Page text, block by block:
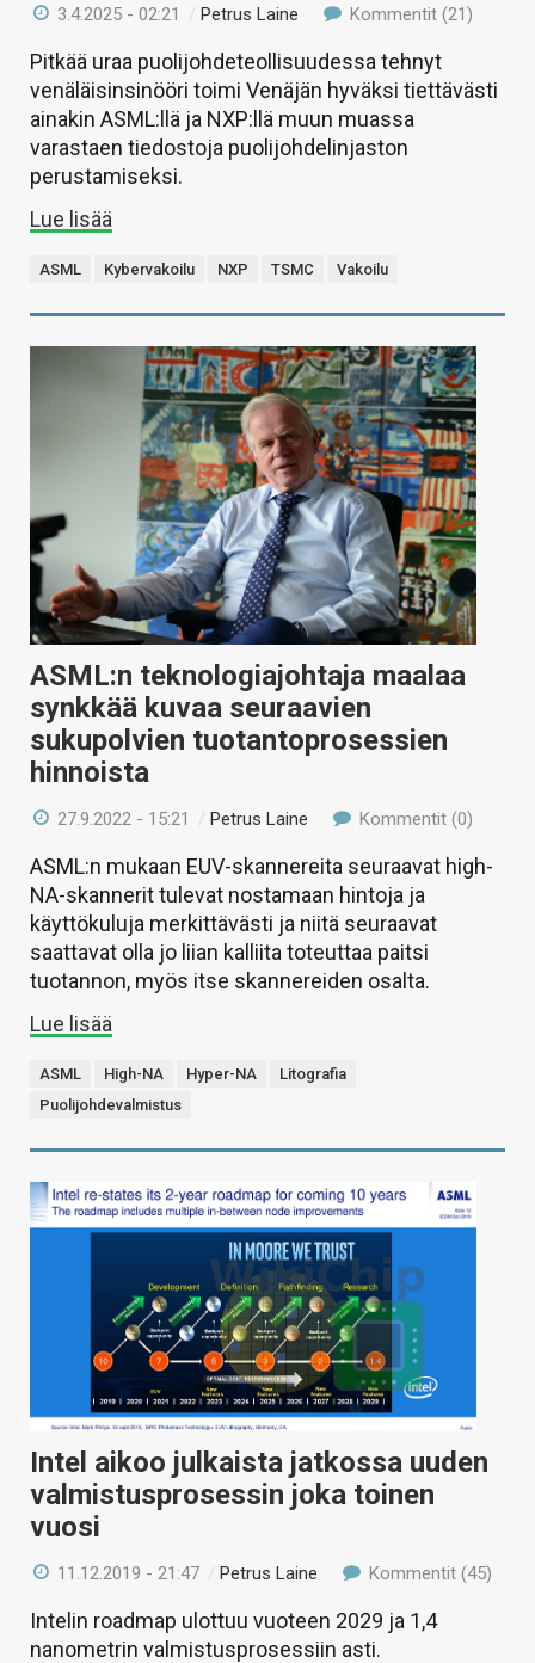
3.4.2025 - 02:21 /Petrus Laine Kommentit (21)
Pitkää uraa puolijohdeteollisuudessa tehnyt
venäläisinsinööri toimi Venäjän hyväksi tiettävästi
ainakin ASML:llä ja NXP:llä muun muassa
varastaen tiedostoja puolijohdelinjaston
perustamiseksi.
Lue lisää
ASML Kybervakoilu NXP TSMC Vakoilu
ASML:n teknologiajohtaja maalaa
synkkää kuvaa seuraavien
sukupolvien tuotantoprosessien
hinnoista
27.9.2022 - 15:21 /Petrus Laine Kommentit (0)
ASML:n mukaan EUV-skannereita seuraavat high-
NA-skannerit tulevat nostamaan hintoja ja
käyttökuluja merkittävästi ja niitä seuraavat
saattavat olla jo liian kalliita toteuttaa paitsi
tuotannon, myös itse skannereiden osalta.
Lue lisää
ASML High-NA Hyper-NA
Litografia
Puolijohdevalmistus
Intel aikoo julkaista jatkossa uuden
valmistusprosessin joka toinen
vuosi
11.12.2019 - 21:47 /Petrus Laine Kommentit (45)
Intelin roadmap ulottuu vuoteen 2029 ja 1,4
nanometrin valmistusprosessiin asti.